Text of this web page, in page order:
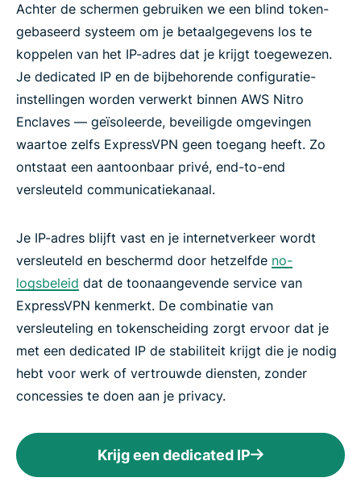
Achter de schermen gebruiken we een blind token-
gebaseerd systeem om je betaalgegevens los te
koppelen van het IP-adres dat je krijgt toegewezen.
Je dedicated IP en de bijbehorende configuratie-
instellingen worden verwerkt binnen AWS Nitro
Enclaves — geïsoleerde, beveiligde omgevingen
waartoe zelfs ExpressVPN geen toegang heeft. Zo
ontstaat een aantoonbaar privé, end-to-end
versleuteld communicatiekanaal.
Je IP-adres blijft vast en je internetverkeer wordt
versleuteld en beschermd door hetzelfde no-
logsbeleid dat de toonaangevende service van
ExpressVPN kenmerkt. De combinatie van
versleuteling en tokenscheiding zorgt ervoor dat je
met een dedicated IP de stabiliteit krijgt die je nodig
hebt voor werk of vertrouwde diensten, zonder
concessies te doen aan je privacy.
Krijg een dedicated IP